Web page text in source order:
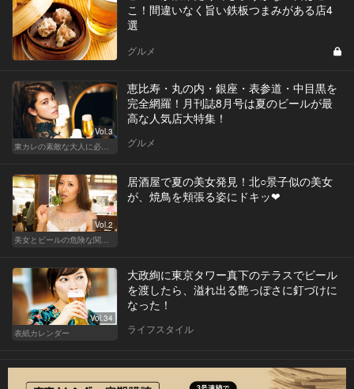
こ！間違いなく旨い鉄板つまみがある店4
選
グルメ
Vol.3
東カレの素敵な大人に必要なこと
恵比寿・丸の内・銀座・表参道・中目黒を
完全網羅！月刊誌8月号は夏のビールが最
高な人気店大特集！
グルメ
Vol.2
美女とビールの危険な関係！ノックアウトの夏の夜
居酒屋で夏の美女発見！北○景子似の美女
が、焼鳥を頬張る姿にドキッ❤︎
Vol.34
表紙カレンダー
大政絢に東京タワー真下のテラスでビール
を渡したら、溢れ出る艶っぽさに釘づけに
なった！
ライフスタイル